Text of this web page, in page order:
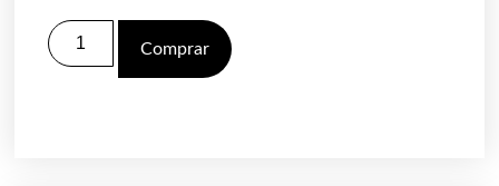
ROYAL
CANIN
MAXI
DERMACOMFORT
Comprar